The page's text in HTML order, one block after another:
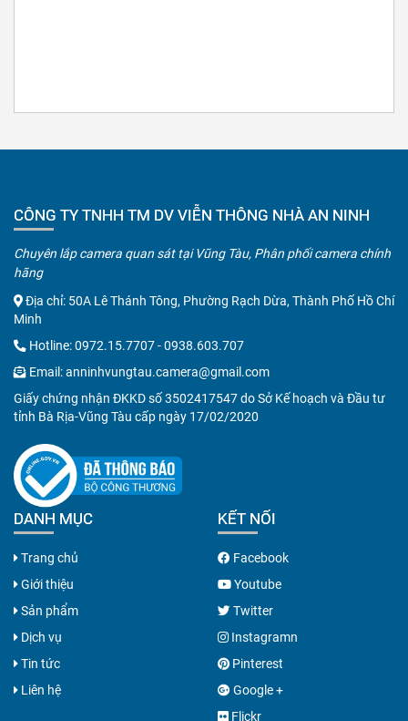
CÔNG TY TNHH TM DV VIỄN THÔNG NHÀ AN NINH
Chuyên lắp camera quan sát tại Vũng Tàu, Phân phối camera chính
hãng
Địa chỉ: 50A Lê Thánh Tông, Phường Rạch Dừa, Thành Phố Hồ Chí
Minh
Hotline:0972.15.7707-0938.603.707
Email:anninhvungtau.camera@gmail.com
Giấy chứng nhận ĐKKD số 3502417547 do Sở Kế hoạch và Đầu tư
tỉnh Bà Rịa-Vũng Tàu cấp ngày 17/02/2020
DANH MỤC
Trang chủ
Giới thiệu
Sản phẩm
Dịch vụ
Tin tức
Liên hệ
KẾT NỐI
Facebook
Youtube
Twitter
Instagramn
Pinterest
Google +
Flickr